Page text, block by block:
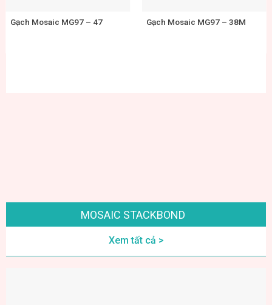
Gạch Mosaic MG97 – 27M Gạch Mosaic MG97 – 26M
MOSAIC STACKBOND
Xem tất cả >